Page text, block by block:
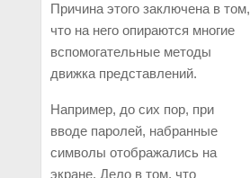
Причина этого заключена в том,
что на него опираются многие
вспомогательные методы
движка представлений.
Например, до сих пор, при
вводе паролей, набранные
символы отображались на
экране. Дело в том, что